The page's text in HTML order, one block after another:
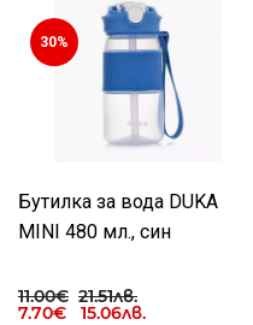
30%
Бутилка за вода DUKA
MINI 480 мл., син
11.00€ 21.51лв.
7.70€ 15.06лв.